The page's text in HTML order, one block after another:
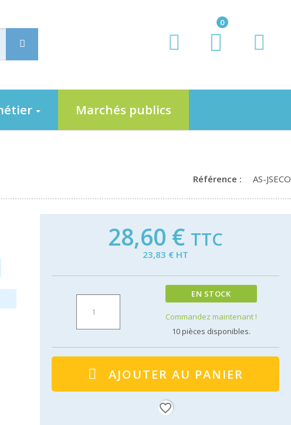
0
Marchés publics
Référence : AS-JSECO
28,60 € TTC
23,83 € HT
EN STOCK
Commandez maintenant !
10pièces disponibles.
AJOUTER AU PANIER
favorite_border